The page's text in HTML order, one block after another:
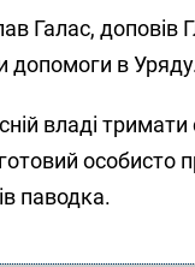
Галас, доповів
допомоги в
владі тримати
особисто
паводка.